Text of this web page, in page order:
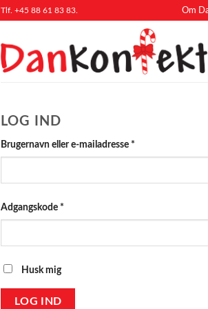
Tlf. +45 88 61 83 83. Om
LOG IND
Brugernavn eller e-mailadresse *
Adgangskode *
Husk mig
LOG IND